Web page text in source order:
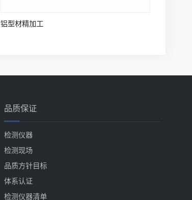
铝型材精加工
品质保证
检测仪器
检测现场
品质方针目标
体系认证
检测仪器清单